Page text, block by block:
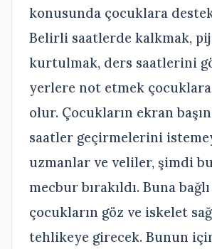
konusunda çocuklara
Belirli saatlerde kalkmak,
kurtulmak, ders saatlerini
yerlere not etmek çocuklara
olur. Çocukların ekran
saatler geçirmelerini
uzmanlar ve veliler, şimdi
mecbur bırakıldı. Buna
çocukların göz ve iskelet
tehlikeye girecek. Bunun